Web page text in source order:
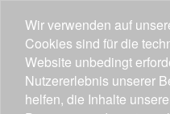
Wir verwenden auf
Cookies sind für die
Website unbedingt
Nutzererlebnis unserer
helfen, die Inhalte